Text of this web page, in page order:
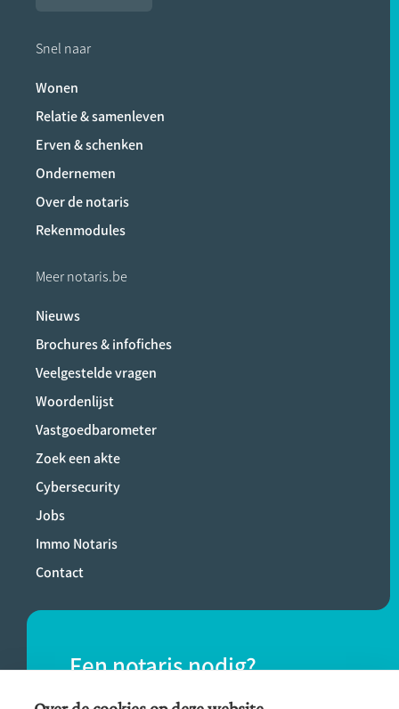
Snel naar
Wonen
Relatie & samenleven
Erven & schenken
Ondernemen
Over de notaris
Rekenmodules
Meer notaris.be
Nieuws
Brochures & infofiches
Veelgestelde vragen
Woordenlijst
Vastgoedbarometer
Zoek een akte
Cybersecurity
Jobs
Immo Notaris
Contact
Een notaris nodig?